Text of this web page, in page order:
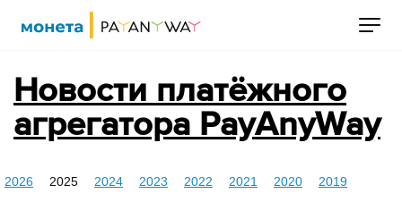
Новости платёжного
агрегатора PayAnyWay
2026 2025 2024 2023 2022 2021 2020 2019